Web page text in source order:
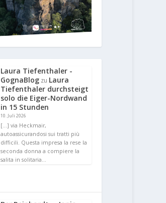
Laura Tiefenthaler -
GognaBlog zu Laura
Tiefenthaler durchsteigt
solo die Eiger-Nordwand
in 15 Stunden
10. Juli 2026
[…] via Heckmair,
autoassicurandosi sui tratti più
difficili. Questa impresa la rese la
seconda donna a compiere la
salita in solitaria…